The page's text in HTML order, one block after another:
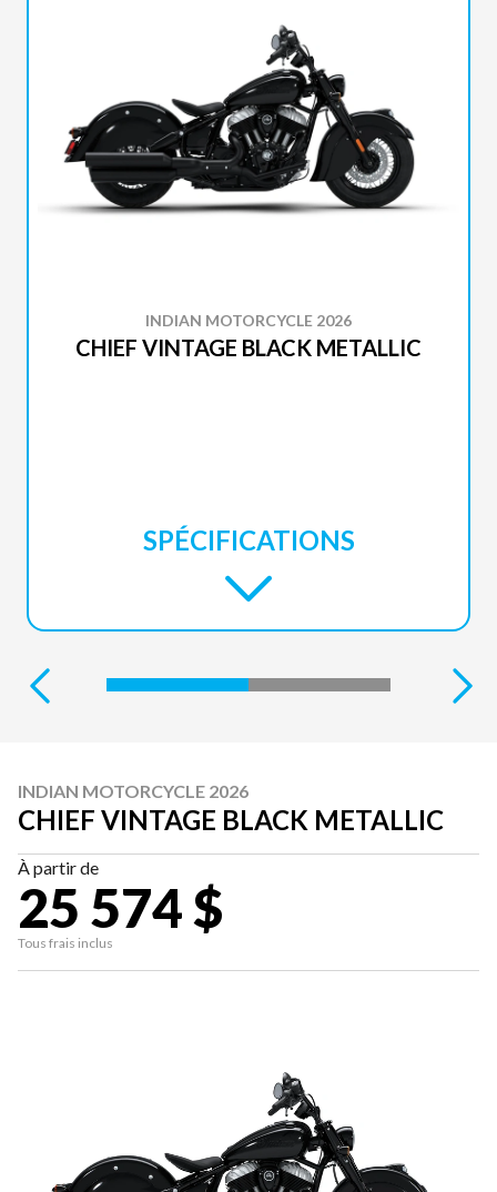
INDIAN MOTORCYCLE 2026
CHIEF VINTAGE BLACK METALLIC
SPÉCIFICATIONS
INDIAN MOTORCYCLE 2026
CHIEF VINTAGE BLACK METALLIC
À partir de
25 574 $
Tous frais inclus